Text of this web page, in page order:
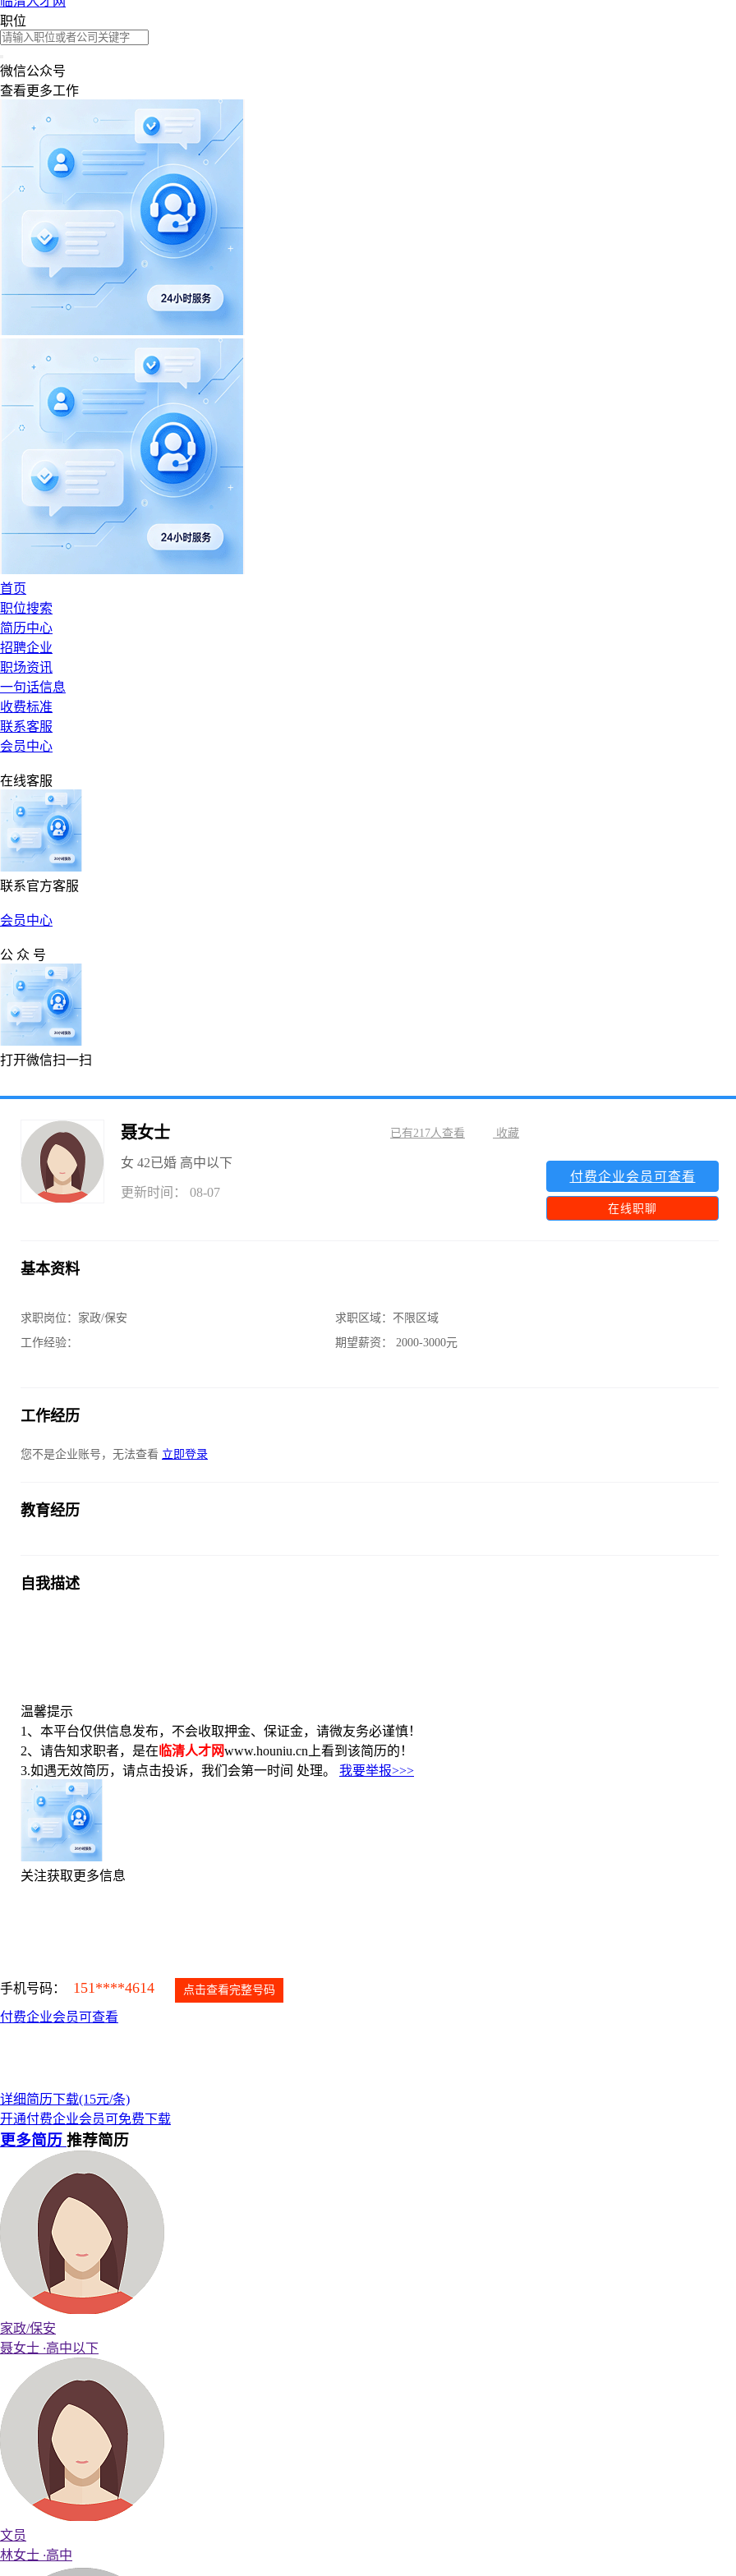
职位
微信公众号
查看更多工作
首页
职位搜索
简历中心
招聘企业
职场资讯
一句话信息
收费标准
联系客服
会员中心
在线客服
联系官方客服
会员中心
公 众 号
打开微信扫一扫
聂女士
女 42已婚 高中以下
更新时间： 08-07
已有217人查看 收藏
付费企业会员可查看
在线职聊
基本资料
求职岗位： 家政/保安
工作经验：
求职区域： 不限区域
期望薪资：
2000-3000元
工作经历
您不是企业账号，无法查看 立即登录
教育经历
自我描述
温馨提示
1、本平台仅供信息发布，不会收取押金、保证金，请微友务必谨慎！
2、请告知求职者，是在 临清人才网www.houniu.cn上看到该简历的！
3.如遇无效简历，请点击投诉，我们会第一时间 处理。 我要举报>>>
关注获取更多信息
手机号码： 151****4614 点击查看完整号码
付费企业会员可查看
详细简历下载(15元/条)
开通付费企业会员可免费下载
更多简历 推荐简历
家政/保安
聂女士 ·高中以下
文员
林女士 ·高中